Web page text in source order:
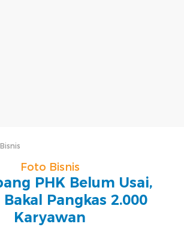
Foto Bisnis
PHK Belum Usai,
Bakal Pangkas 2.000
Karyawan